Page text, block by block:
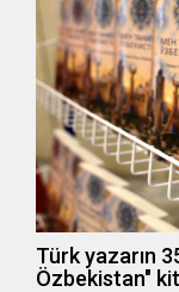
Türk yazarın
Özbekistan"